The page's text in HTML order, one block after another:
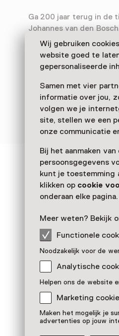
Wij gebruiken
website goed te
gepersonaliseerde
Samen met vier
informatie over jou,
volgen we je
site, stellen we een
onze communicatie
Bij het aanmaken
persoonsgegevens
kunt je
klikken op cookie
onderaan elke pagina.
Meer weten? Bekijk
Functionele
Noodzakelijk voor de
Analytische
Helpen ons de website
Marketing
Maken het mogelijk je
advertenties op jouw
Ga 200 jaar terug in de
Johannes van den
Frederiksoord treed je
ervaar je hun
Verder lezen
Zien &
Proefkolonie
Activiteit
Rondrit met